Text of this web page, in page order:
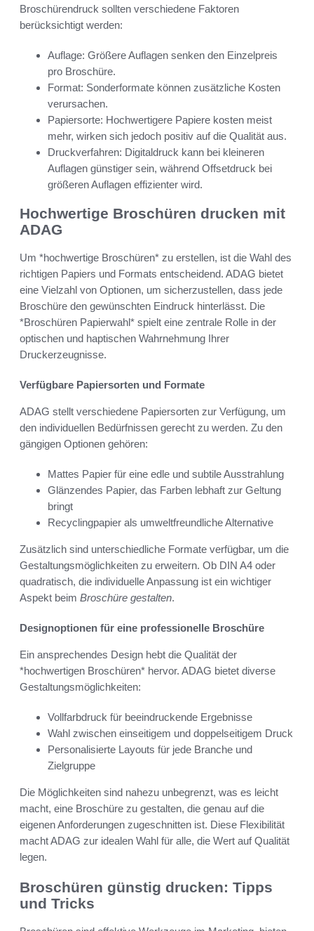
Broschürendruck sollten verschiedene Faktoren
berücksichtigt werden:
Auflage: Größere Auflagen senken den Einzelpreis
pro Broschüre.
Format: Sonderformate können zusätzliche Kosten
verursachen.
Papiersorte: Hochwertigere Papiere kosten meist
mehr, wirken sich jedoch positiv auf die Qualität aus.
Druckverfahren: Digitaldruck kann bei kleineren
Auflagen günstiger sein, während Offsetdruck bei
größeren Auflagen effizienter wird.
Hochwertige Broschüren drucken mit
ADAG
Um *hochwertige Broschüren* zu erstellen, ist die Wahl des
richtigen Papiers und Formats entscheidend. ADAG bietet
eine Vielzahl von Optionen, um sicherzustellen, dass jede
Broschüre den gewünschten Eindruck hinterlässt. Die
*Broschüren Papierwahl* spielt eine zentrale Rolle in der
optischen und haptischen Wahrnehmung Ihrer
Druckerzeugnisse.
Verfügbare Papiersorten und Formate
ADAG stellt verschiedene Papiersorten zur Verfügung, um
den individuellen Bedürfnissen gerecht zu werden. Zu den
gängigen Optionen gehören:
Mattes Papier für eine edle und subtile Ausstrahlung
Glänzendes Papier, das Farben lebhaft zur Geltung
bringt
Recyclingpapier als umweltfreundliche Alternative
Zusätzlich sind unterschiedliche Formate verfügbar, um die
Gestaltungsmöglichkeiten zu erweitern. Ob DIN A4 oder
quadratisch, die individuelle Anpassung ist ein wichtiger
Aspekt beim Broschüre gestalten.
Designoptionen für eine professionelle Broschüre
Ein ansprechendes Design hebt die Qualität der
*hochwertigen Broschüren* hervor. ADAG bietet diverse
Gestaltungsmöglichkeiten:
Vollfarbdruck für beeindruckende Ergebnisse
Wahl zwischen einseitigem und doppelseitigem Druck
Personalisierte Layouts für jede Branche und
Zielgruppe
Die Möglichkeiten sind nahezu unbegrenzt, was es leicht
macht, eine Broschüre zu gestalten, die genau auf die
eigenen Anforderungen zugeschnitten ist. Diese Flexibilität
macht ADAG zur idealen Wahl für alle, die Wert auf Qualität
legen.
Broschüren günstig drucken: Tipps
und Tricks